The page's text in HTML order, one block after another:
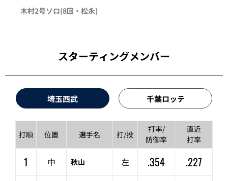
木村2号ソロ(8回・ 松永)
スターティングメンバー
埼玉西武 千葉ロッテ
打順 位置 選手名 打/投
打率/
防御率
直近
打率
1 中 秋山 左 .354
.227